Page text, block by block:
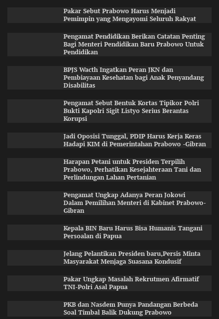
Pakar Sebut Prabowo Harus Menjadi
Pemimpin yang Mengayomi Seluruh Rakyat
Pengamat Pendidikan Berikan Catatan Penting
Bagi Menteri Pendidikan Baru Prabowo Untuk
Pendidikan
BPJS Wacth Ingatkan Peran JKN dan
Pembiayaan Kesehatan bagi Anak Penyandang
Disabilitas
Pengamat Sebut Bentuk Kortas Tipikor Polri
Bukti Kapolri Sigit Listyo Serius Berantas
Korupsi
Jadi Oposisi Tunggal, PDIP Harus Kerja Keras
Hadapi KIM di Pemerintahan Prabowo -Gibran
Harapan Petani untuk Presiden Terpilih
Prabowo, Perhatikan Kesejahteraan Tani dan
Perlindungan Lahan Pertanian
Pengamat Ungkap Adanya Peran Jokowi
Dalam Pemilihan Menteri di Kabinet Prabowo-
Gibran
Kepala BIN Baru Harus Bisa Humanis Tangani
Persoalan di Papua
Jelang Pelantikan Presiden baru,Persis Minta
Masyarakat Menjaga Suasana Kondusif
Pakar Ungkap Masalah Rekrutmen Afirmatif
TNI-Polri Asal Papua
PKB dan Nasdem Punya Pandangan Berbeda
Soal Timbal Balik Dukung Prabowo